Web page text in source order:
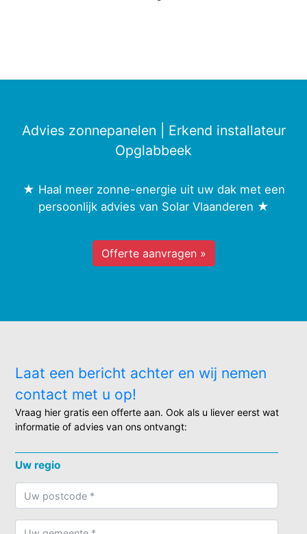
Advies zonnepanelen | Erkend installateur
Opglabbeek
★ Haal meer zonne-energie uit uw dak met een
persoonlijk advies van Solar Vlaanderen ★
Offerte aanvragen »
Laat een bericht achter en wij nemen
contact met u op!
Vraag hier gratis een offerte aan. Ook als u liever eerst wat
informatie of advies van ons ontvangt:
Uw regio